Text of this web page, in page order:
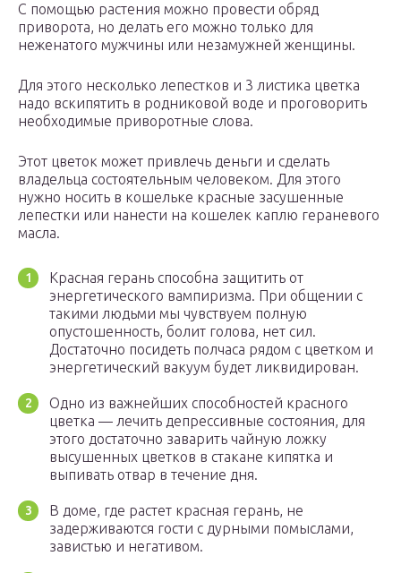
С помощью растения можно провести обряд
приворота, но делать его можно только для
неженатого мужчины или незамужней женщины.
Для этого несколько лепестков и 3 листика цветка
надо вскипятить в родниковой воде и проговорить
необходимые приворотные слова.
Этот цветок может привлечь деньги и сделать
владельца состоятельным человеком. Для этого
нужно носить в кошельке красные засушенные
лепестки или нанести на кошелек каплю гераневого
масла.
Красная герань способна защитить от
энергетического вампиризма. При общении с
такими людьми мы чувствуем полную
опустошенность, болит голова, нет сил.
Достаточно посидеть полчаса рядом с цветком и
энергетический вакуум будет ликвидирован.
Одно из важнейших способностей красного
цветка — лечить депрессивные состояния, для
этого достаточно заварить чайную ложку
высушенных цветков в стакане кипятка и
выпивать отвар в течение дня.
В доме, где растет красная герань, не
задерживаются гости с дурными помыслами,
завистью и негативом.